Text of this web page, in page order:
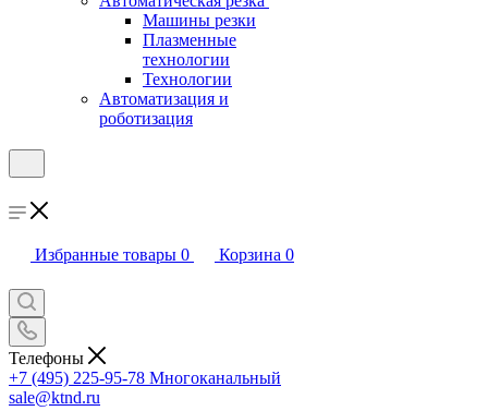
Машины резки
Плазменные
технологии
Технологии
Автоматизация и
роботизация
Избранные товары 0 Корзина 0
Телефоны
+7 (495) 225-95-78 Многоканальный
sale@ktnd.ru